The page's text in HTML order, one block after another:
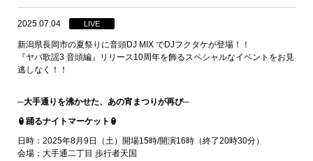
2025.07.04 LIVE
新潟県長岡市の夏祭りに音頭DJ MIX でDJフクタケが登場！！
『ヤバ歌謡3 音頭編』リリース10周年を飾るスペシャルなイベントをお見
逃しなく！！
─大手通りを沸かせた、あの宵まつりが再び─
🏮踊るナイトマーケット🏮
日時：2025年8月9日（土）開場15時/開演16時（終了20時30分）
会場：大手通二丁目 歩行者天国